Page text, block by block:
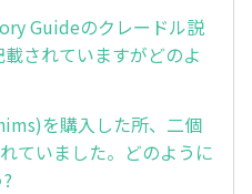
Guideのクレードル説
されていますがどのよ
を購入した所、二個
ていました。どのように